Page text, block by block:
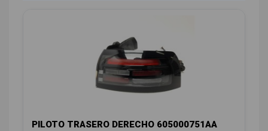
PILOTO TRASERO DERECHO 605000751AA